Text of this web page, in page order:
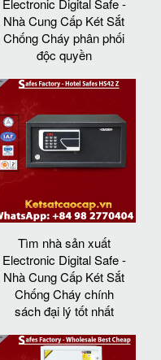
Electronic Digital Safe -
Nhà Cung Cấp Két Sắt
Chống Cháy phân phối
độc quyền
Tìm nhà sản xuất
Electronic Digital Safe -
Nhà Cung Cấp Két Sắt
Chống Cháy chính
sách đại lý tốt nhất